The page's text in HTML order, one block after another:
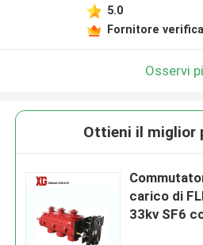
5.0
Fornitore
Osservi
Ottieni il miglior
carico di
33kv SF6